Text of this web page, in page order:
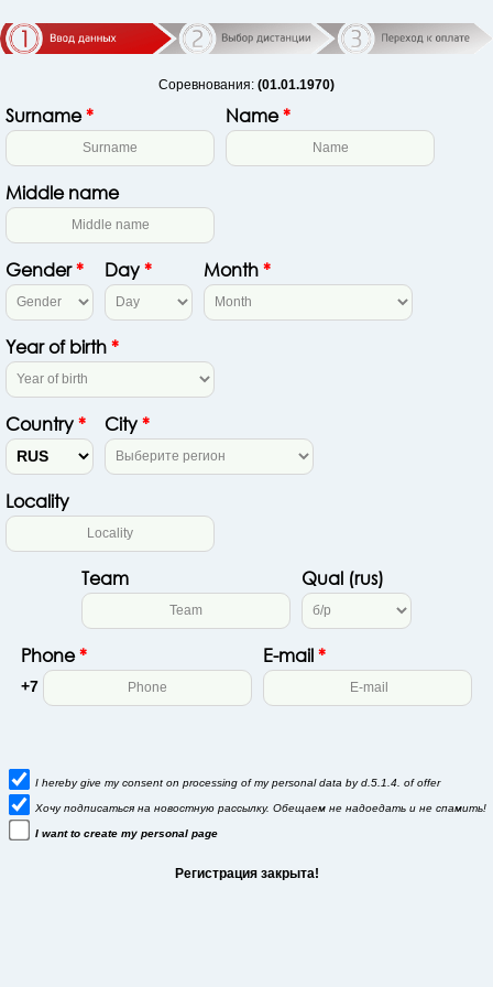
Соревнования: (01.01.1970)
Surname* Name*
Middle name
Gender* Day* Month*
Year of birth*
Country* City*
Locality
Team Qual (rus)
Phone*
+7
E-mail*
I hereby give my consent on processing of my personal data by d.5.1.4. ofoffer
Хочу подписаться на новостную рассылку. Обещаем не надоедать и не спамить!
I want to create my personal page
Регистрация закрыта!